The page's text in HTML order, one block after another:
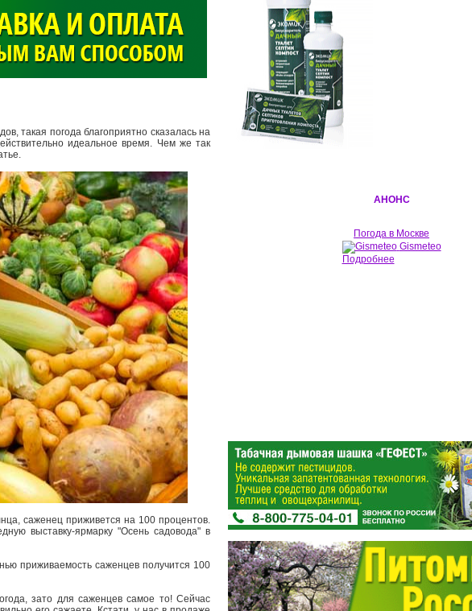
такая погода благоприятно сказалась на
идеальное время. Чем же так
саженец приживется на 100 процентов.
выставку-ярмарку "Осень садовода" в
приживаемость саженцев получится 100
зато для саженцев самое то! Сейчас
АНОНС
Погода в Москве
Gismeteo
Подробнее